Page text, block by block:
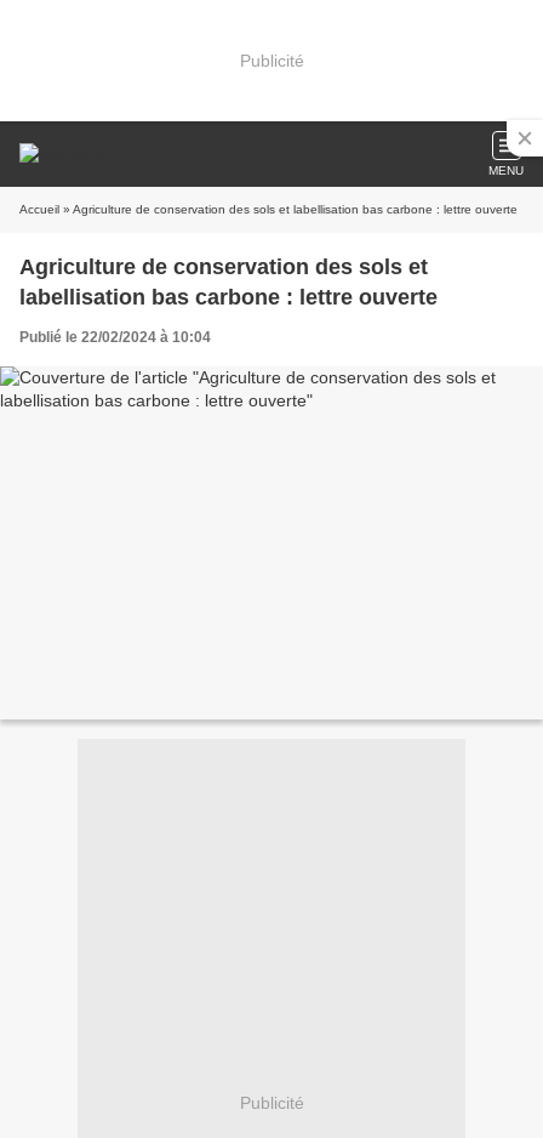
Publicité
MENU
Accueil » Agriculture de conservation des sols et labellisation bas carbone : lettre ouverte
Agriculture de conservation des sols et
labellisation bas carbone : lettre ouverte
Publié le 22/02/2024 à 10:04
Publicité